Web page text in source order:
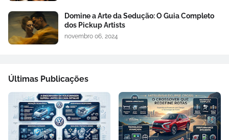
Domine a Arte da Sedução: O Guia Completo
dos Pickup Artists
novembro 06, 2024
Últimas Publicações